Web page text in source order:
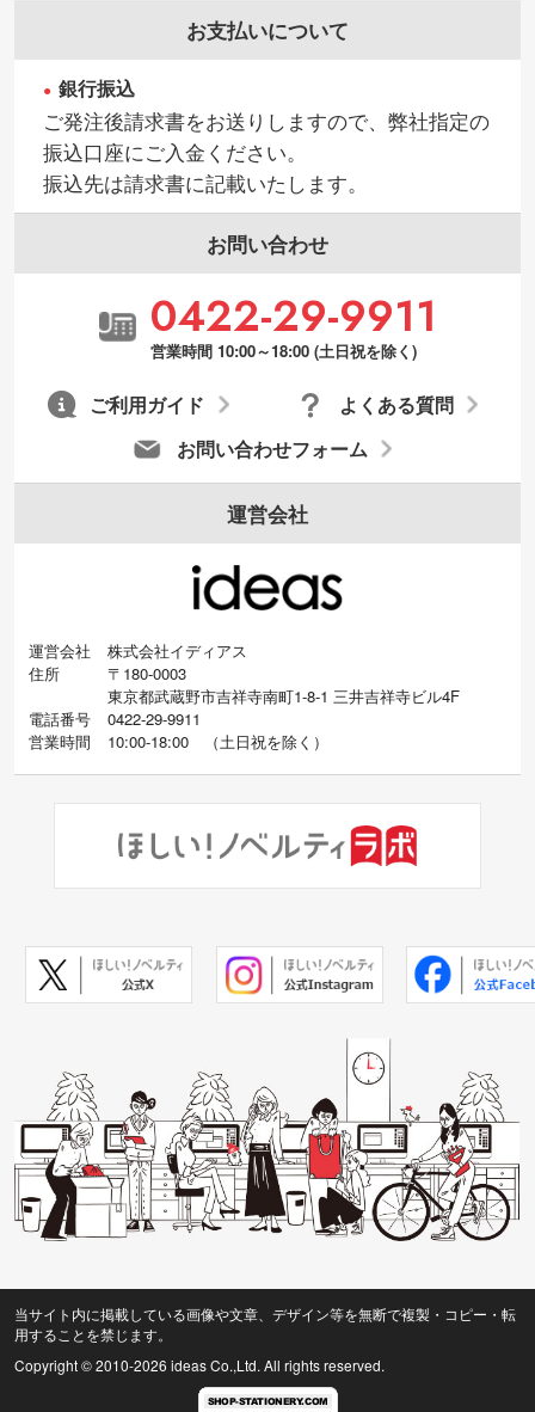
お支払いについて
銀行振込
ご発注後請求書をお送りしますので、弊社指定の
振込口座にご入金ください。
振込先は請求書に記載いたします。
お問い合わせ
0422-29-9911
営業時間 10:00～18:00 (土日祝を除く)
お問い合わせフォーム
よくある質問
ご利用ガイド
運営会社
運営会社
株式会社イディアス
住所
〒180-0003
東京都武蔵野市吉祥寺南町1-8-1 三井吉祥寺ビル4F
電話番号
0422-29-9911
営業時間
10:00-18:00 （土日祝を除く）
当サイト内に掲載している画像や文章、デザイン等を無断で複製・コピー・転
用することを禁じます。
Copyright © 2010-2026 ideas Co.,Ltd. All rights reserved.